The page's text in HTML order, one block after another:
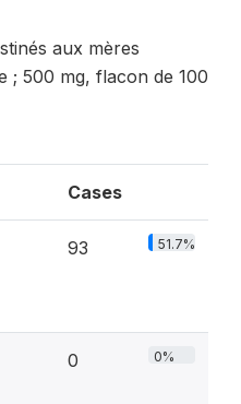
aux mères
; 500 mg, flacon de 100
Cases
93 51.7%
0 0%